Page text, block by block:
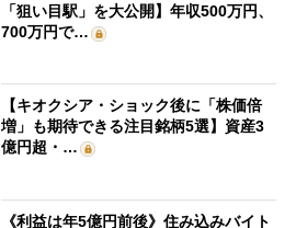
「狙い目駅」を大公開】年収500万円、
700万円で…
【キオクシア・ショック後に「株価倍
増」も期待できる注目銘柄5選】資産3
億円超・…
《利益は年5億円前後》住み込みバイト